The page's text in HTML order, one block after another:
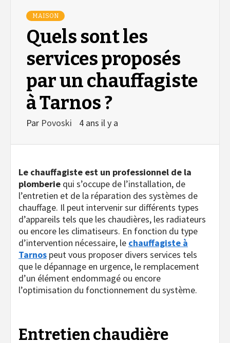
MAISON
Quels sont les
services proposés
par un chauffagiste
à Tarnos ?
Par Povoski 4 ans il y a
Le chauffagiste est un professionnel de la
plomberie qui s’occupe de l’installation, de
l’entretien et de la réparation des systèmes de
chauffage. Il peut intervenir sur différents types
d’appareils tels que les chaudières, les radiateurs
ou encore les climatiseurs. En fonction du type
d’intervention nécessaire, le chauffagiste à
Tarnos peut vous proposer divers services tels
que le dépannage en urgence, le remplacement
d’un élément endommagé ou encore
l’optimisation du fonctionnement du système.
Entretien chaudière